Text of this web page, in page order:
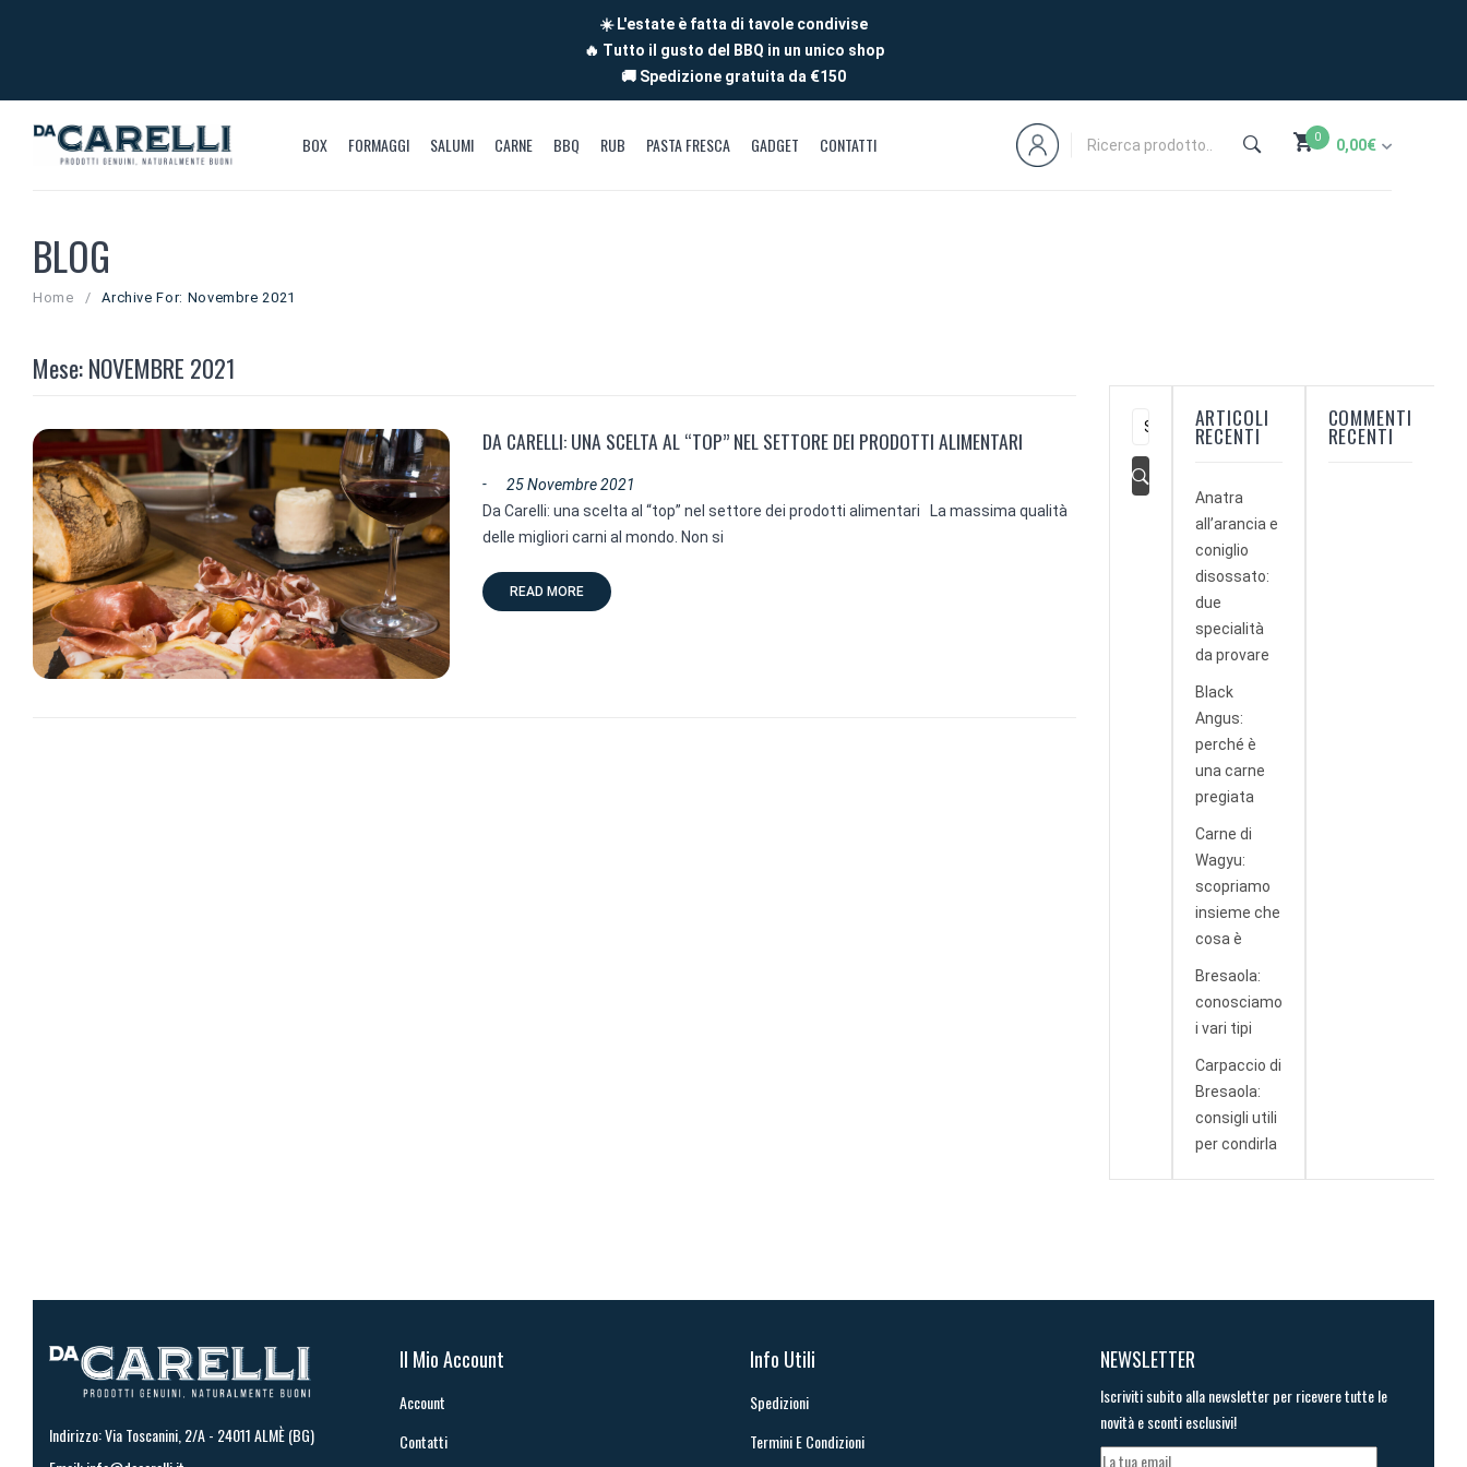
☀️ L'estate è fatta di tavole condivise
🔥 Tutto il gusto del BBQ in un unico shop
🚚 Spedizione gratuita da €150
BOX FORMAGGI SALUMI CARNE BBQ RUB PASTA FRESCA GADGET CONTATTI 0 0,00€
BLOG
Home / Archive For: Novembre 2021
Mese:NOVEMBRE 2021
DA CARELLI: UNA SCELTA AL “TOP” NEL SETTORE DEI PRODOTTI ALIMENTARI
-
25 Novembre 2021
Da Carelli: una scelta al “top” nel settore dei prodotti alimentari La massima qualità
delle migliori carni al mondo. Non si
READ MORE
ARTICOLI
RECENTI
Anatra
all’arancia e
coniglio
disossato:
due
specialità
da provare
Black
Angus:
perché è
una carne
pregiata
Carne di
Wagyu:
scopriamo
insieme che
cosa è
Bresaola:
conosciamo
i vari tipi
Carpaccio di
Bresaola:
consigli utili
per condirla
COMMENTI
RECENTI
Indirizzo: Via Toscanini, 2/A - 24011 ALMÈ (BG)
Il Mio Account
Account
Contatti
Info Utili
Spedizioni
Termini E Condizioni
NEWSLETTER
Iscriviti subito alla newsletter per ricevere tutte le
novità e sconti esclusivi!